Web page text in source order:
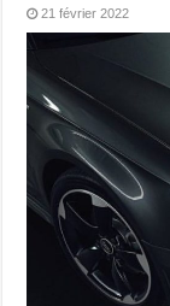
21 février 2022